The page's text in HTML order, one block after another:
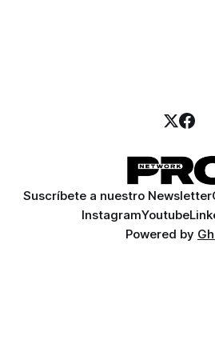
Suscríbete a nuestro Newsletter
InstagramYoutube
Powered by